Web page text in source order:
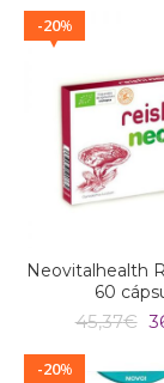
%
20
Neovitalhealth
60
45,37€ O
%
20